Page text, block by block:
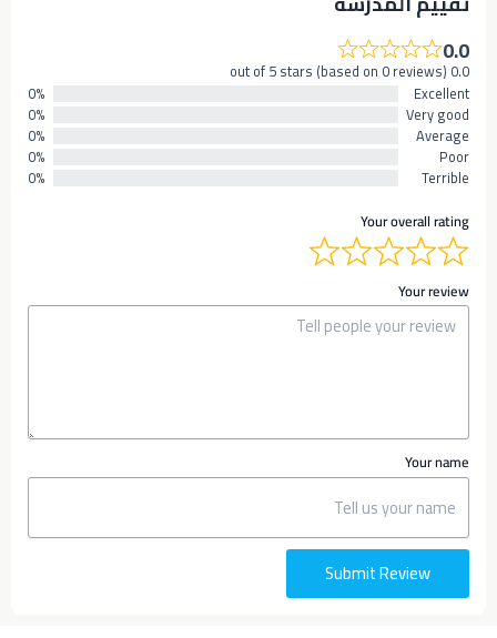
0.0
0.0 out of 5 stars (based on 0 reviews)
Excellent
0%
Very good
0%
Average
0%
Poor
0%
Terrible
0%
Your overall rating
Your review
Your name
Submit Review